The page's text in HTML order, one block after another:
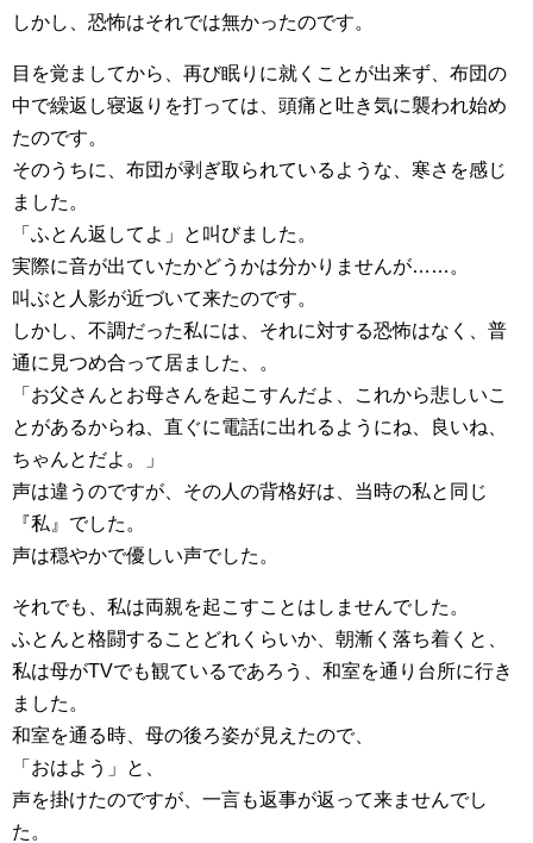
しかし、恐怖はそれでは無かったのです。
目を覚ましてから、再び眠りに就くことが出来ず、布団の
中で繰返し寝返りを打っては、頭痛と吐き気に襲われ始め
たのです。
そのうちに、布団が剥ぎ取られているような、寒さを感じ
ました。
「ふとん返してよ」と叫びました。
実際に音が出ていたかどうかは分かりませんが……。
叫ぶと人影が近づいて来たのです。
しかし、不調だった私には、それに対する恐怖はなく、普
通に見つめ合って居ました、。
「お父さんとお母さんを起こすんだよ、これから悲しいこ
とがあるからね、直ぐに電話に出れるようにね、良いね、
ちゃんとだよ。」
声は違うのですが、その人の背格好は、当時の私と同じ
『私』でした。
声は穏やかで優しい声でした。
それでも、私は両親を起こすことはしませんでした。
ふとんと格闘することどれくらいか、朝漸く落ち着くと、
私は母がTVでも観ているであろう、和室を通り台所に行き
ました。
和室を通る時、母の後ろ姿が見えたので、
「おはよう」と、
声を掛けたのですが、一言も返事が返って来ませんでし
た。